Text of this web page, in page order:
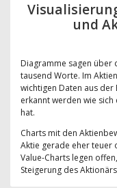
und
Diagramme sagen über
tausend Worte. Im
wichtigen Daten aus der
erkannt werden wie sich
hat.
Charts mit den
Aktie gerade eher teuer
Value-Charts legen
Steigerung des